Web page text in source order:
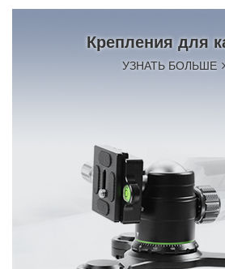
Крепления для
УЗНАТЬ БОЛЬШЕ